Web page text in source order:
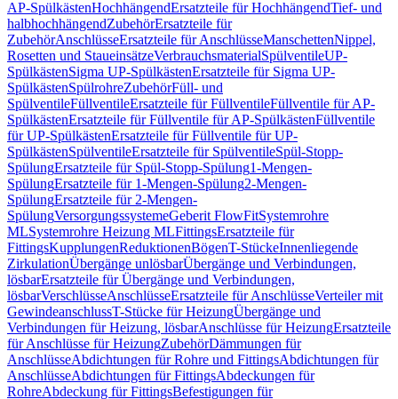
AP-SpülkästenHochhängendErsatzteile für HochhängendTief- und
halbhochhängendZubehörErsatzteile für
ZubehörAnschlüsseErsatzteile für AnschlüsseManschettenNippel,
Rosetten und StaueinsätzeVerbrauchsmaterialSpülventileUP-
SpülkästenSigma UP-SpülkästenErsatzteile für Sigma UP-
SpülkästenSpülrohreZubehörFüll- und
SpülventileFüllventileErsatzteile für FüllventileFüllventile für AP-
SpülkästenErsatzteile für Füllventile für AP-SpülkästenFüllventile
für UP-SpülkästenErsatzteile für Füllventile für UP-
SpülkästenSpülventileErsatzteile für SpülventileSpül-Stopp-
SpülungErsatzteile für Spül-Stopp-Spülung1-Mengen-
SpülungErsatzteile für 1-Mengen-Spülung2-Mengen-
SpülungErsatzteile für 2-Mengen-
SpülungVersorgungssystemeGeberit FlowFitSystemrohre
MLSystemrohre Heizung MLFittingsErsatzteile für
FittingsKupplungenReduktionenBögenT-StückeInnenliegende
ZirkulationÜbergänge unlösbarÜbergänge und Verbindungen,
lösbarErsatzteile für Übergänge und Verbindungen,
lösbarVerschlüsseAnschlüsseErsatzteile für AnschlüsseVerteiler mit
GewindeanschlussT-Stücke für HeizungÜbergänge und
Verbindungen für Heizung, lösbarAnschlüsse für HeizungErsatzteile
für Anschlüsse für HeizungZubehörDämmungen für
AnschlüsseAbdichtungen für Rohre und FittingsAbdichtungen für
AnschlüsseAbdichtungen für FittingsAbdeckungen für
RohreAbdeckung für FittingsBefestigungen für